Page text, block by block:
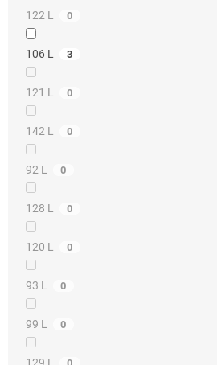
122 L 0
106 L 3
121 L 0
142 L 0
92 L 0
128 L 0
120 L 0
93 L 0
99 L 0